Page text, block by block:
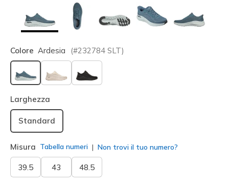
Colore Ardesia (#232784 SLT)
selezionato
Larghezza
Standard
Misura Tabella numeri Non trovi il tuo numero?
39.5 43 48.5